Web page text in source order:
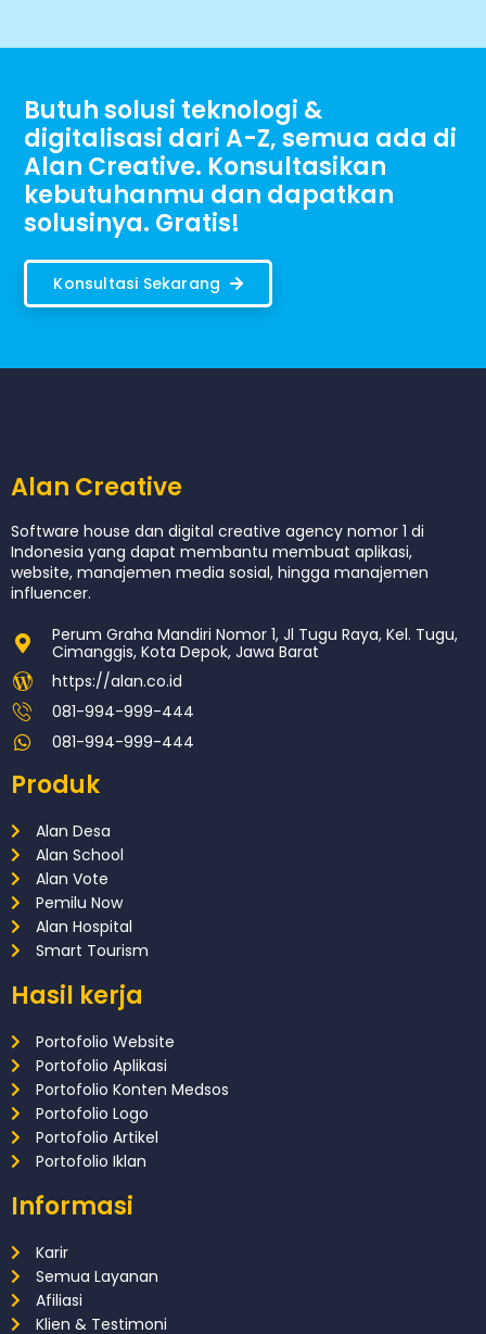
Butuh solusi teknologi &
digitalisasi dari A-Z, semua ada di
Alan Creative. Konsultasikan
kebutuhanmu dan dapatkan
solusinya. Gratis!
Konsultasi Sekarang
Alan Creative
Software house dan digital creative agency nomor 1 di
Indonesia yang dapat membantu membuat aplikasi,
website, manajemen media sosial, hingga manajemen
influencer.
Perum Graha Mandiri Nomor 1, Jl Tugu Raya, Kel. Tugu,
Cimanggis, Kota Depok, Jawa Barat
https://alan.co.id
081-994-999-444
081-994-999-444
Produk
Alan Desa
Alan School
Alan Vote
Pemilu Now
Alan Hospital
Smart Tourism
Hasil kerja
Portofolio Website
Portofolio Aplikasi
Portofolio Konten Medsos
Portofolio Logo
Portofolio Artikel
Portofolio Iklan
Informasi
Karir
Semua Layanan
Afiliasi
Klien & Testimoni